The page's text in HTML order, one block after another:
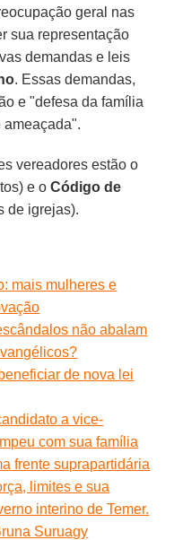
geral nas
sua representação
demandas e leis
. Essas demandas,
e "defesa da família
ameaçada".
vereadores estão o
e oCódigo de
de igrejas).
mais mulheres e
não abalam
de nova lei
a vice-
com sua família
frente suprapartidária
limites e sua
interino de Temer.
Suruagy